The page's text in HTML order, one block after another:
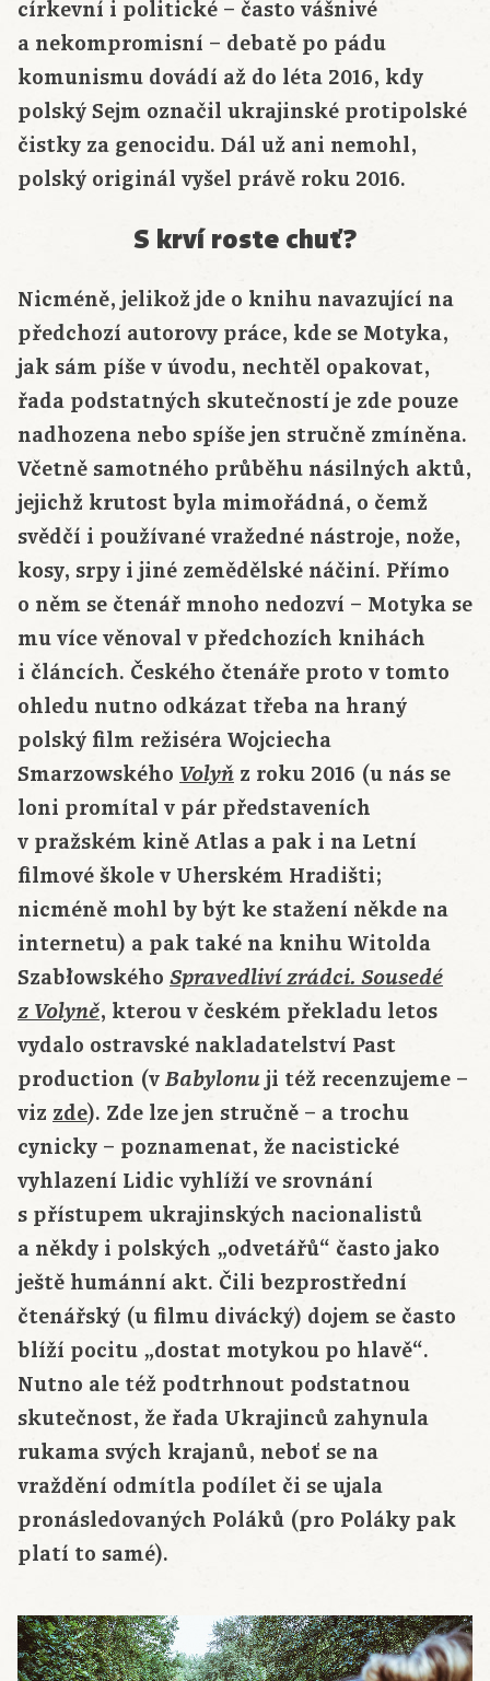
církevní i politické – často vášnivé
a nekompromisní – debatě po pádu
komunismu dovádí až do léta 2016, kdy
polský Sejm označil ukrajinské protipolské
čistky za genocidu. Dál už ani nemohl,
polský originál vyšel právě roku 2016.
S krví roste chuť?
Nicméně, jelikož jde o knihu navazující na
předchozí autorovy práce, kde se Motyka,
jak sám píše v úvodu, nechtěl opakovat,
řada podstatných skutečností je zde pouze
nadhozena nebo spíše jen stručně zmíněna.
Včetně samotného průběhu násilných aktů,
jejichž krutost byla mimořádná, o čemž
svědčí i používané vražedné nástroje, nože,
kosy, srpy i jiné zemědělské náčiní. Přímo
o něm se čtenář mnoho nedozví – Motyka se
mu více věnoval v předchozích knihách
i článcích. Českého čtenáře proto v tomto
ohledu nutno odkázat třeba na hraný
polský film režiséra Wojciecha
Smarzowského Volyň z roku 2016 (u nás se
loni promítal v pár představeních
v pražském kině Atlas a pak i na Letní
filmové škole v Uherském Hradišti;
nicméně mohl by být ke stažení někde na
internetu) a pak také na knihu Witolda
Szabłowského Spravedliví zrádci. Sousedé
z Volyně, kterou v českém překladu letos
vydalo ostravské nakladatelství Past
production (v Babylonu ji též recenzujeme –
viz zde). Zde lze jen stručně – a trochu
cynicky – poznamenat, že nacistické
vyhlazení Lidic vyhlíží ve srovnání
s přístupem ukrajinských nacionalistů
a někdy i polských „odvetářů“ často jako
ještě humánní akt. Čili bezprostřední
čtenářský (u filmu divácký) dojem se často
blíží pocitu „dostat motykou po hlavě“.
Nutno ale též podtrhnout podstatnou
skutečnost, že řada Ukrajinců zahynula
rukama svých krajanů, neboť se na
vraždění odmítla podílet či se ujala
pronásledovaných Poláků (pro Poláky pak
platí to samé).